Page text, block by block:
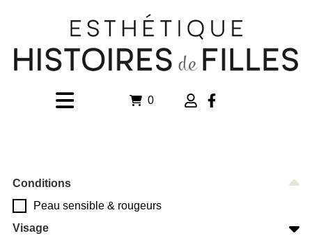
0
Conditions
Peau sensible & rougeurs
Visage